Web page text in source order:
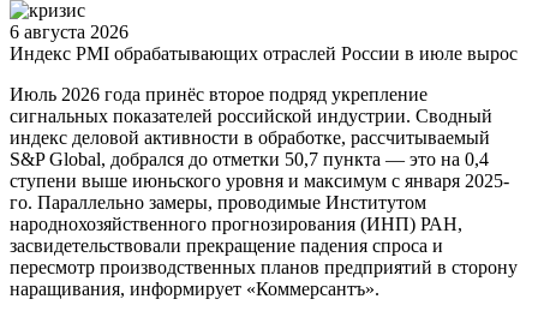
6 августа 2026
Индекс PMI обрабатывающих отраслей России в июле вырос
Июль 2026 года принёс второе подряд укрепление
сигнальных показателей российской индустрии. Сводный
индекс деловой активности в обработке, рассчитываемый
S&P Global, добрался до отметки 50,7 пункта — это на 0,4
ступени выше июньского уровня и максимум с января 2025-
го. Параллельно замеры, проводимые Институтом
народнохозяйственного прогнозирования (ИНП) РАН,
засвидетельствовали прекращение падения спроса и
пересмотр производственных планов предприятий в сторону
наращивания, информирует «Коммерсантъ».